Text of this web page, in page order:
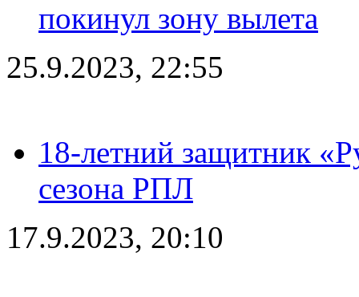
покинул зону вылета
25.9.2023, 22:55
18-летний защитник
сезона РПЛ
17.9.2023, 20:10